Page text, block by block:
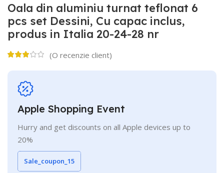
Oala din aluminiu turnat teflonat 6
pcs set Dessini, Cu capac inclus,
produs in Italia 20-24-28 nr
(O recenzie client)
Apple Shopping Event
Hurry and get discounts on all Apple devices up to
20%
Sale_coupon_15